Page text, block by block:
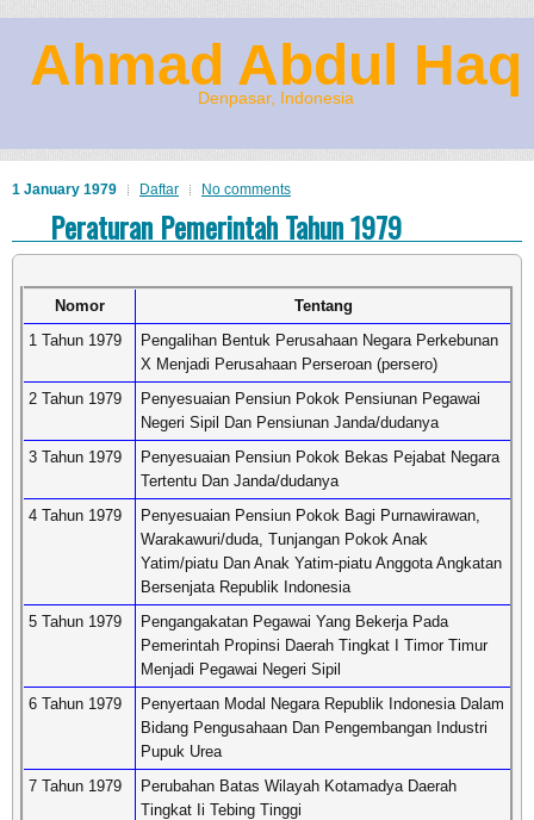
Ahmad Abdul Haq
Denpasar, Indonesia
1 January 1979 Daftar No comments
Peraturan Pemerintah Tahun 1979
Nomor
Tentang
1 Tahun 1979
Pengalihan Bentuk Perusahaan Negara Perkebunan
X Menjadi Perusahaan Perseroan (persero)
2 Tahun 1979
Penyesuaian Pensiun Pokok Pensiunan Pegawai
Negeri Sipil Dan Pensiunan Janda/dudanya
3 Tahun 1979
Penyesuaian Pensiun Pokok Bekas Pejabat Negara
Tertentu Dan Janda/dudanya
4 Tahun 1979
Penyesuaian Pensiun Pokok Bagi Purnawirawan,
Warakawuri/duda, Tunjangan Pokok Anak
Yatim/piatu Dan Anak Yatim-piatu Anggota Angkatan
Bersenjata Republik Indonesia
5 Tahun 1979
Pengangakatan Pegawai Yang Bekerja Pada
Pemerintah Propinsi Daerah Tingkat I Timor Timur
Menjadi Pegawai Negeri Sipil
6 Tahun 1979
Penyertaan Modal Negara Republik Indonesia Dalam
Bidang Pengusahaan Dan Pengembangan Industri
Pupuk Urea
7 Tahun 1979
Perubahan Batas Wilayah Kotamadya Daerah
Tingkat Ii Tebing Tinggi